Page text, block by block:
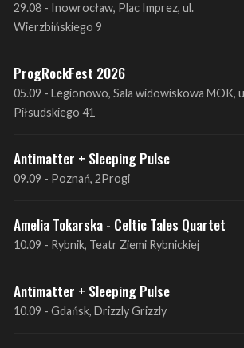
ProgRockFest 2026
05.09 - Legionowo, Sala widowiskowa MOK, ul.
Antimatter + Sleeping Pulse
09.09 - Poznań, 2Progi
Amelia Tokarska - Celtic Tales Quartet
10.09 - Rybnik, Teatr Ziemi Rybnickiej
Antimatter + Sleeping Pulse
10.09 - Gdańsk, Drizzly Grizzly
Antimatter + Sleeping Pulse
11.09 - Warszawa, VooDoo Club